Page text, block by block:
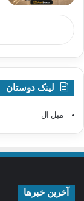
لینک دوستان
مبل ال
آخرین خبرها